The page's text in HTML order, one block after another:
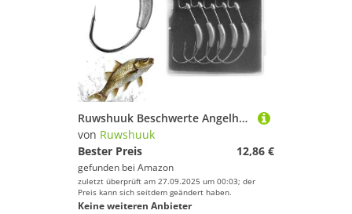
Ruwshuuk Beschwerte Angelhaken für den Fischfang - Zubehör für Eisangeln | Schnellsinkende Haken Für Süß- Und Salzwasser, Fluss, Küste, Teich Und See
von Ruwshuuk
Bester Preis
12,86 €
gefunden bei Amazon
zuletzt überprüft am 27.09.2025 um 00:03; der
Preis kann sich seitdem geändert haben.
Keine weiteren Anbieter